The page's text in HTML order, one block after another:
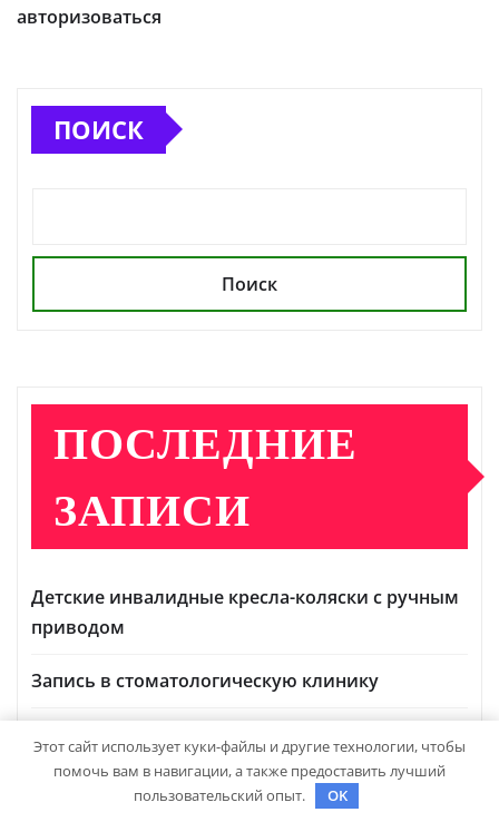
авторизоваться
ПОИСК
Поиск
ПОСЛЕДНИЕ
ЗАПИСИ
Детские инвалидные кресла-коляски с ручным
приводом
Запись в стоматологическую клинику
Оформление аккредитивов в международной
Этот сайт использует куки-файлы и другие технологии, чтобы
помочь вам в навигации, а также предоставить лучший
пользовательский опыт.
OK